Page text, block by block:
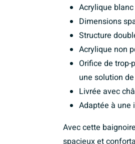
Acrylique
Dimensions
Structure
Acrylique non
Orifice de
une solution
Livrée avec
Adaptée à une
Avec cette
spacieux et